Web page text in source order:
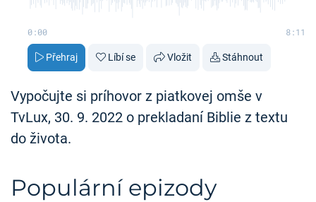
0:00 8:11
Přehraj Líbí se Vložit Stáhnout
Vypočujte si príhovor z piatkovej omše v
TvLux, 30. 9. 2022 o prekladaní Biblie z textu
do života.
Populární epizody